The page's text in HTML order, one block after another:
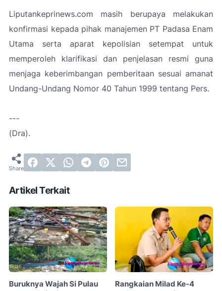
Liputankeprinews.com masih berupaya melakukan
konfirmasi kepada pihak manajemen PT Padasa Enam
Utama serta aparat kepolisian setempat untuk
memperoleh klarifikasi dan penjelasan resmi guna
menjaga keberimbangan pemberitaan sesuai amanat
Undang-Undang Nomor 40 Tahun 1999 tentang Pers.
---
(Dra).
Artikel Terkait
Buruknya Wajah Si Pulau
Rangkaian Milad Ke-4